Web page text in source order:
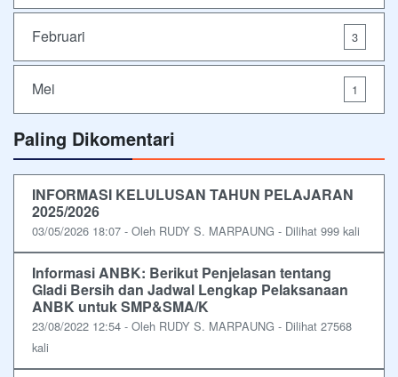
Februari 3
Mei 1
Paling Dikomentari
INFORMASI KELULUSAN TAHUN PELAJARAN
2025/2026
03/05/2026 18:07 - Oleh RUDY S. MARPAUNG - Dilihat 999 kali
Informasi ANBK: Berikut Penjelasan tentang
Gladi Bersih dan Jadwal Lengkap Pelaksanaan
ANBK untuk SMP&SMA/K
23/08/2022 12:54 - Oleh RUDY S. MARPAUNG - Dilihat 27568
kali